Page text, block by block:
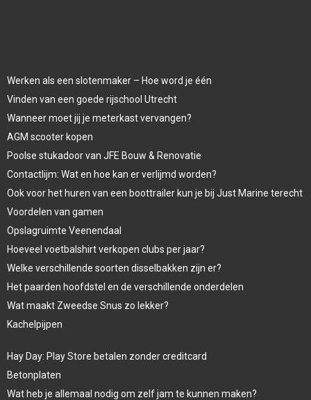
Werken als een slotenmaker – Hoe word je één
Vinden van een goede rijschool Utrecht
Wanneer moet jij je meterkast vervangen?
AGM scooter kopen
Poolse stukadoor van JFE Bouw & Renovatie
Contactlijm: Wat en hoe kan er verlijmd worden?
Ook voor het huren van een boottrailer kun je bij Just Marine terecht
Voordelen van gamen
Opslagruimte Veenendaal
Hoeveel voetbalshirt verkopen clubs per jaar?
Welke verschillende soorten disselbakken zijn er?
Het paarden hoofdstel en de verschillende onderdelen
Wat maakt Zweedse Snus zo lekker?
Kachelpijpen
Hay Day: Play Store betalen zonder creditcard
Betonplaten
Wat heb je allemaal nodig om zelf jam te kunnen maken?